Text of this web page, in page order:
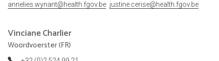
annelies.wynant@health.fgov.be justine.cerise@health.fgov.be
VincianeCharlier
Woordvoerster (FR)